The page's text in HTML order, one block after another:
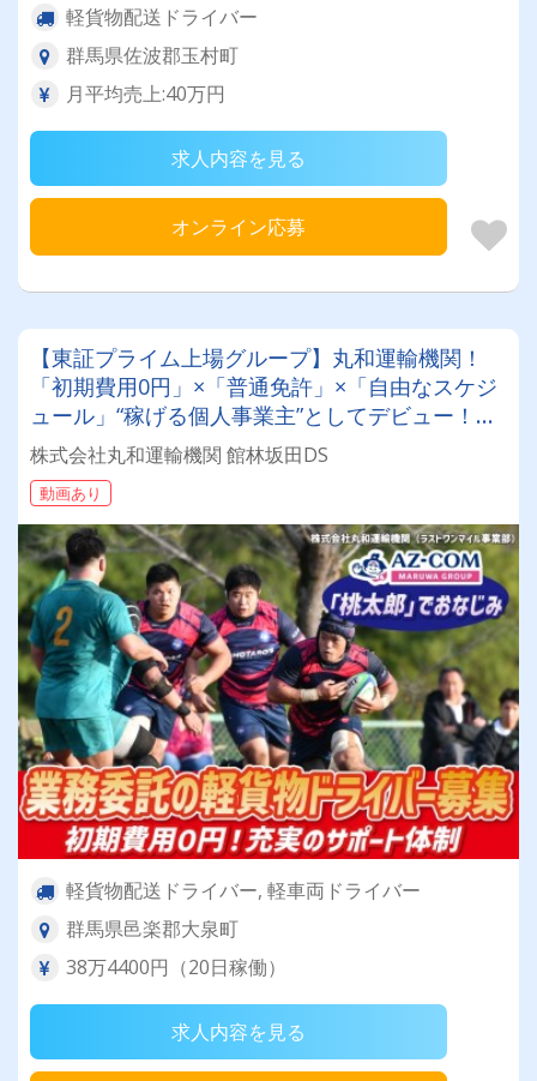
軽貨物配送ドライバー
群馬県佐波郡玉村町
月平均売上:40万円
求人内容を見る
オンライン応募
【東証プライム上場グループ】丸和運輸機関！
「初期費用0円」×「普通免許」×「自由なスケジ
ュール」“稼げる個人事業主”としてデビュー！確
定申告など充実のサポート体制も♪
株式会社丸和運輸機関 館林坂田DS
動画あり
軽貨物配送ドライバー, 軽車両ドライバー
群馬県邑楽郡大泉町
38万4400円（20日稼働）
求人内容を見る